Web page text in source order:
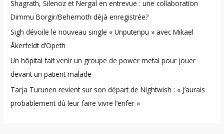
r
:
Shagrath, Silenoz et Nergal en entrevue : une collaboration
Dimmu Borgir/Behemoth déjà enregistrée?
Sigh dévoile le nouveau single « Unputenpu » avec Mikael
Åkerfeldt d’Opeth
Un hôpital fait venir un groupe de power metal pour jouer
devant un patient malade
Tarja Turunen revient sur son départ de Nightwish : « J’aurais
probablement dû leur faire vivre l’enfer »